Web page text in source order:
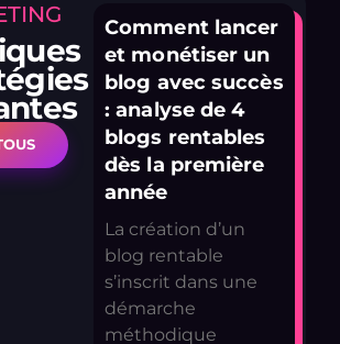
Comment lancer
et monétiser un
blog avec succès
: analyse de 4
blogs rentables
dès la première
année
La création d’un
blog rentable
s’inscrit dans une
démarche
méthodique